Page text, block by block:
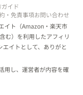
イド
・免責事項お問い合わせ
イト（Amazon・楽天市
む）を利用したアフィリ
イトとして、ありがと
用し、運営者が内容を確